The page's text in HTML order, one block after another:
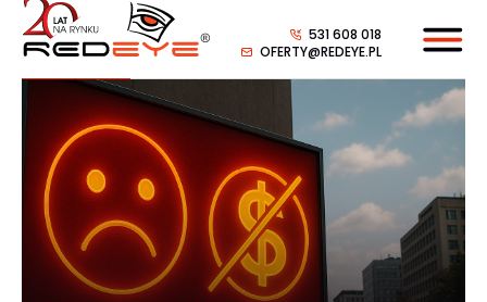
531 608 018
OFERTY@REDEYE.PL